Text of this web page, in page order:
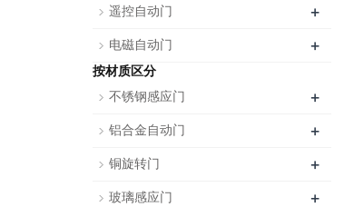
遥控自动门 +
电磁自动门 +
按材质区分
不锈钢感应门
+
铝合金自动门 +
铜旋转门 +
玻璃感应门 +